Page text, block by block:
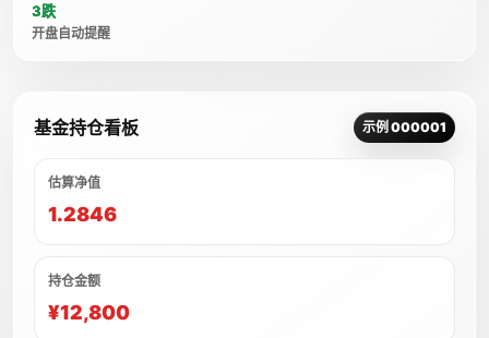
3跌
开盘自动提醒
基金持仓看板 示例 000001
估算净值
1.2846
持仓金额
¥12,800